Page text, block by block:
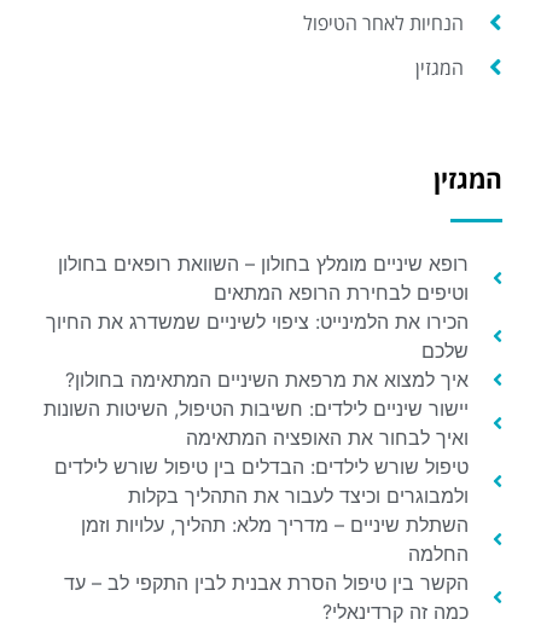
הנחיות לאחר הטיפול
המגזין
המגזין
רופא שיניים מומלץ בחולון – השוואת רופאים בחולון
וטיפים לבחירת הרופא המתאים
הכירו את הלמינייט: ציפוי לשיניים שמשדרג את החיוך
שלכם
איך למצוא את מרפאת השיניים המתאימה בחולון?
יישור שיניים לילדים: חשיבות הטיפול, השיטות השונות
ואיך לבחור את האופציה המתאימה
טיפול שורש לילדים: הבדלים בין טיפול שורש לילדים
ולמבוגרים וכיצד לעבור את התהליך בקלות
השתלת שיניים – מדריך מלא: תהליך, עלויות וזמן
החלמה
הקשר בין טיפול הסרת אבנית לבין התקפי לב – עד
כמה זה קרדינאלי?